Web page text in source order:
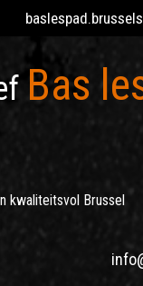
baslespad.brussels
Bas
kwaliteitsvol Brussel